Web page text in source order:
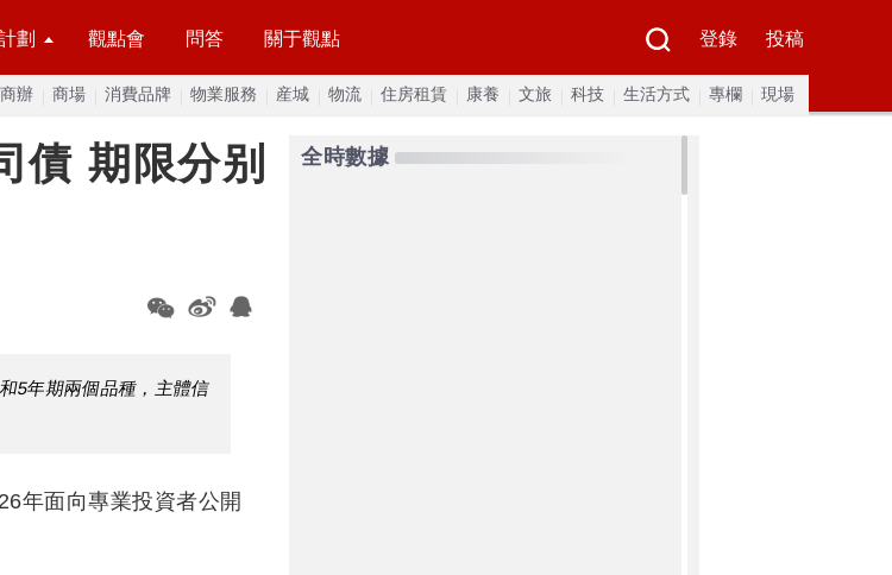
劃 觀點會 問答 關于觀點 登錄 投稿
商辦 商場 消費品牌 物業服務 産城 物流 住房租賃 康養 文旅 科技 生活方式 專欄 現場
債 期限分别
5年期兩個品種，主體信
年面向專業投資者公開
全時數據